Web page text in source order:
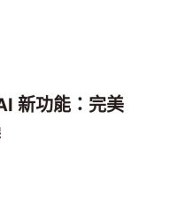
新功能：完美